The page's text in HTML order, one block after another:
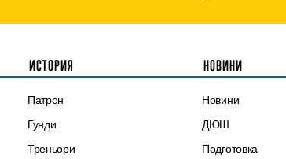
ИСТОРИЯ
Патрон
Гунди
Треньори
НОВИНИ
Новини
ДЮШ
Подготовка